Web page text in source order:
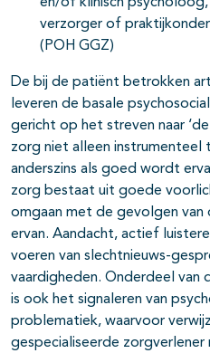
verzorger of
(POH GGZ)
De bij de patiënt betrokken
leveren de basale
gericht op het streven naar
zorg niet alleen instrumenteel
anderszins als goed wordt
zorg bestaat uit goede
omgaan met de gevolgen van
ervan. Aandacht, actief
voeren van slechtnieuws-
vaardigheden. Onderdeel van
is ook het signaleren van
problematiek, waarvoor
gespecialiseerde zorgverlener